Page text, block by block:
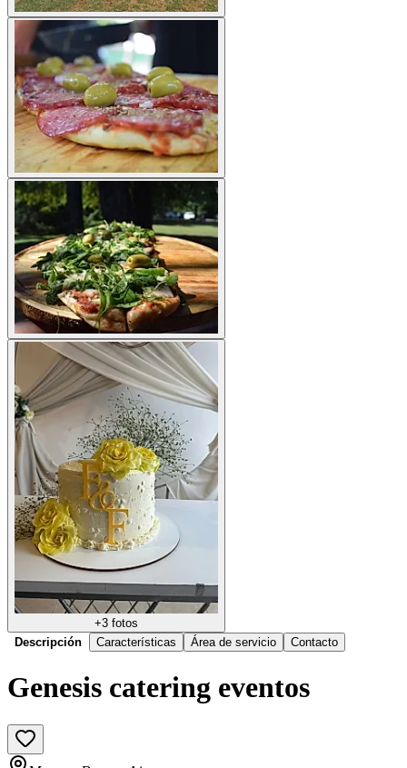
+3 fotos
Descripción
Características Área de servicio Contacto
Genesis catering eventos